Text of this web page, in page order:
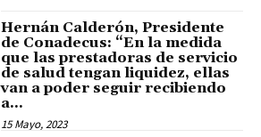
Hernán Calderón, Presidente
de Conadecus: “En la medida
que las prestadoras de servicio
de salud tengan liquidez, ellas
van a poder seguir recibiendo
a...
15 Mayo, 2023